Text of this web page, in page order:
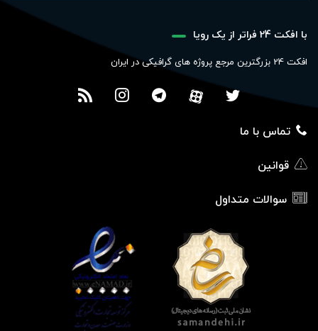
با افکت 24 فراتر از یک رویا
افکت 24 بزرگترین مرجع پروژه های گرافیکی در ایران
تماس با ما
قوانین
سوالات متداول